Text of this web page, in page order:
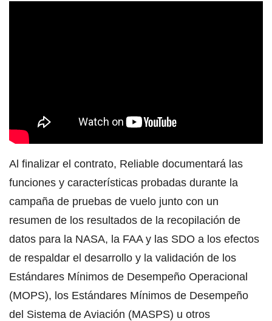
Al finalizar el contrato, Reliable documentará las
funciones y características probadas durante la
campaña de pruebas de vuelo junto con un
resumen de los resultados de la recopilación de
datos para la NASA, la FAA y las SDO a los efectos
de respaldar el desarrollo y la validación de los
Estándares Mínimos de Desempeño Operacional
(MOPS), los Estándares Mínimos de Desempeño
del Sistema de Aviación (MASPS) u otros